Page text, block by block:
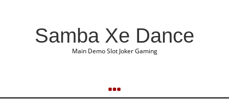
Samba Xe Dance
Main Demo Slot Joker Gaming